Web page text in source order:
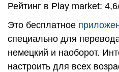
Рейтинг в Play market:
Это бесплатное
специально для
немецкий и наоборот.
настроить для всех